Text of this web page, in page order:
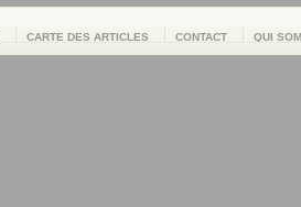
CARTE DES ARTICLES CONTACT QUI